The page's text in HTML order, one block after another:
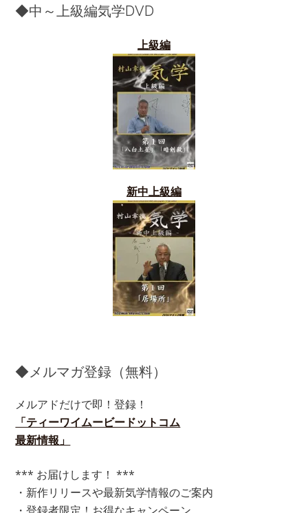
◆中～上級編気学DVD
上級編
新中上級編
◆メルマガ登録（無料）
メルアドだけで即！登録！
「ティーワイムービードットコム
最新情報」
*** お届けします！ ***
・新作リリースや最新気学情報のご案内